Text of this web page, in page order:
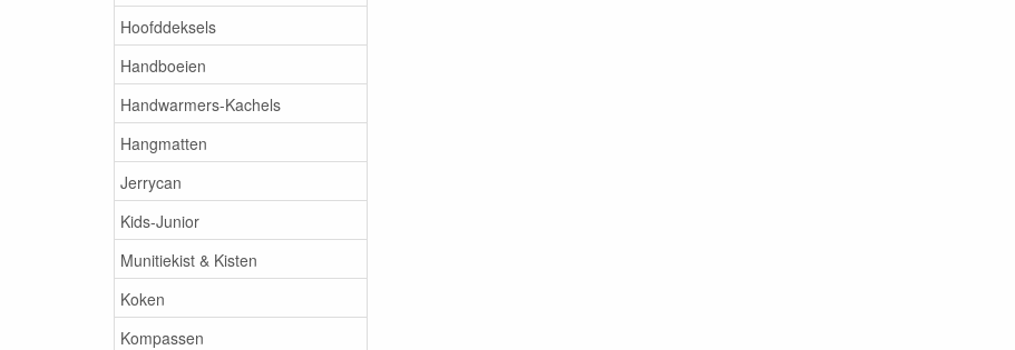
Hoofddeksels
Handboeien
Handwarmers-Kachels
Hangmatten
Jerrycan
Kids-Junior
Munitiekist & Kisten
Koken
Kompassen